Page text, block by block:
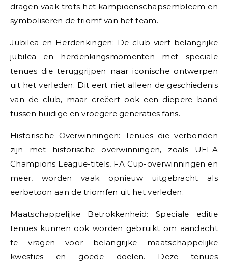
dragen vaak trots het kampioenschapsembleem en
symboliseren de triomf van het team.
Jubilea en Herdenkingen: De club viert belangrijke
jubilea en herdenkingsmomenten met speciale
tenues die teruggrijpen naar iconische ontwerpen
uit het verleden. Dit eert niet alleen de geschiedenis
van de club, maar creëert ook een diepere band
tussen huidige en vroegere generaties fans.
Historische Overwinningen: Tenues die verbonden
zijn met historische overwinningen, zoals UEFA
Champions League-titels, FA Cup-overwinningen en
meer, worden vaak opnieuw uitgebracht als
eerbetoon aan de triomfen uit het verleden.
Maatschappelijke Betrokkenheid: Speciale editie
tenues kunnen ook worden gebruikt om aandacht
te vragen voor belangrijke maatschappelijke
kwesties en goede doelen. Deze tenues